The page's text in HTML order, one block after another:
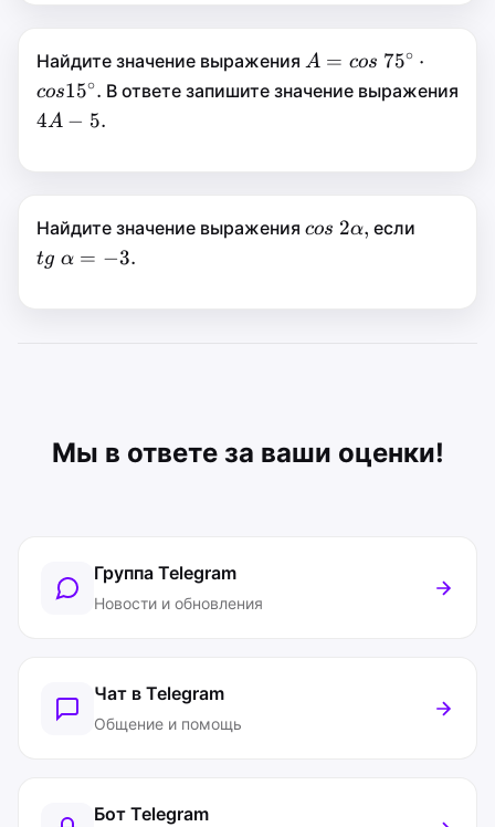
Найдите значение выражения A=cos\
A =
cos 75∘ ⋅
A = cos 75∘ ⋅
cos15∘. В ответе запишите значение выражения
4A-
4A −
4A − 5.
Найдите значение выражения cos\
cos 2α,
cos 2α, если
tg α = −3.
Мы в ответе за ваши оценки!
Группа Telegram
Новости и обновления
Чат в Telegram
Общение и помощь
Бот Telegram